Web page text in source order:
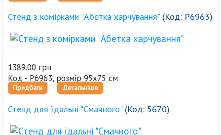
Стенд з комірками "Абетка харчування" (Код: Р6963)
1389.00 грн
Код - Р6963, розмір 95х75 см
Придбати Детальніше
Стенд для їдальні "Смачного" (Код: 5670)